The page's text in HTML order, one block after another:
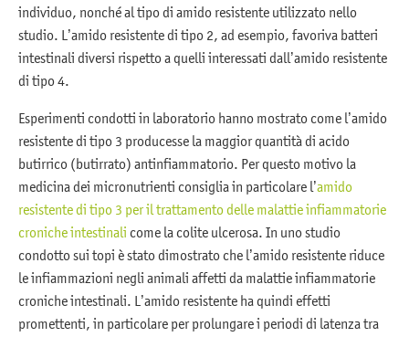
individuo, nonché al tipo di amido resistente utilizzato nello
studio. L’amido resistente di tipo 2, ad esempio, favoriva batteri
intestinali diversi rispetto a quelli interessati dall’amido resistente
di tipo 4.
Esperimenti condotti in laboratorio hanno mostrato come l’amido
resistente di tipo 3 producesse la maggior quantità di acido
butirrico (butirrato) antinfiammatorio. Per questo motivo la
medicina dei micronutrienti consiglia in particolare l’amido
resistente di tipo 3 per il trattamento delle malattie infiammatorie
croniche intestinali come la colite ulcerosa. In uno studio
condotto sui topi è stato dimostrato che l’amido resistente riduce
le infiammazioni negli animali affetti da malattie infiammatorie
croniche intestinali. L’amido resistente ha quindi effetti
promettenti, in particolare per prolungare i periodi di latenza tra